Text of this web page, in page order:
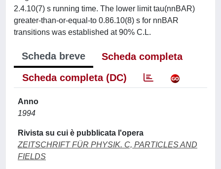
2.4.10(7) s running time. The lower limit tau(nnBAR)
greater-than-or-equal-to 0.86.10(8) s for nnBAR
transitions was established at 90% C.L.
Scheda breve
Scheda completa
Scheda completa (DC)
Anno
1994
Rivista su cui è pubblicata l'opera
ZEITSCHRIFT FÜR PHYSIK. C, PARTICLES AND
FIELDS